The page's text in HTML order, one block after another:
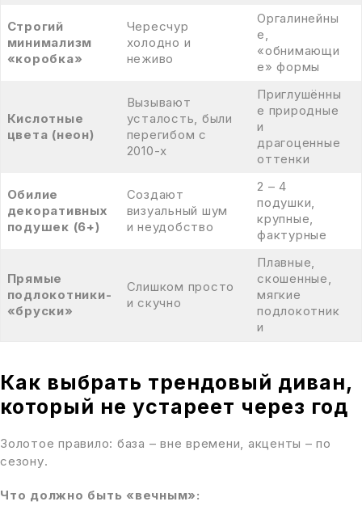
Строгий
минимализм
«коробка»
Чересчур
холодно и
неживо
Оргалинейны
е,
«обнимающи
е» формы
Кислотные
цвета (неон)
Вызывают
усталость, были
перегибом с
2010-х
Приглушённы
е природные
и
драгоценные
оттенки
Обилие
декоративных
подушек (6+)
Создают
визуальный шум
и неудобство
2 – 4
подушки,
крупные,
фактурные
Прямые
подлокотники-
«бруски»
Слишком просто
и скучно
Плавные,
скошенные,
мягкие
подлокотник
и
Как выбрать трендовый диван,
который не устареет через год
Золотое правило: база – вне времени, акценты – по
сезону.
Что должно быть «вечным»: